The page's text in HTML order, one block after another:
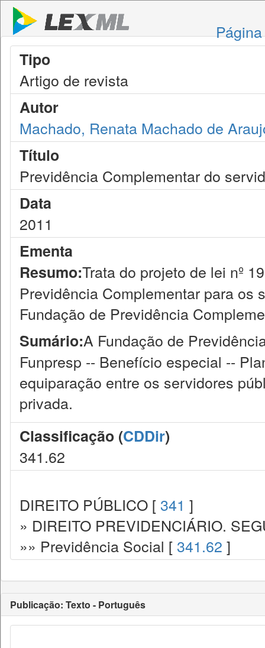
Tipo
Artigo de revista
Autor
Machado, Renata Machado de
Título
Previdência Complementar do
Data
2011
Ementa
Resumo:Trata do projeto de lei nº
Previdência Complementar para
Fundação de Previdência
Sumário:A Fundação de
Funpresp -- Benefício especial --
equiparação entre os servidores
privada.
Classificação (CDDir)
341.62
DIREITO PÚBLICO [ 341 ]
» DIREITO PREVIDENCIÁRIO.
»» Previdência Social [ 341.62 ]
Publicação: Texto - Português